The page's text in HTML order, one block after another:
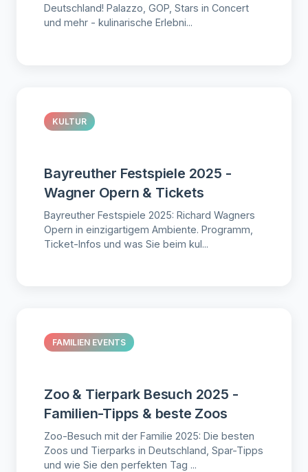
Deutschland! Palazzo, GOP, Stars in Concert
und mehr - kulinarische Erlebni...
KULTUR
Bayreuther Festspiele 2025 -
Wagner Opern & Tickets
Bayreuther Festspiele 2025: Richard Wagners
Opern in einzigartigem Ambiente. Programm,
Ticket-Infos und was Sie beim kul...
FAMILIEN EVENTS
Zoo & Tierpark Besuch 2025 -
Familien-Tipps & beste Zoos
Zoo-Besuch mit der Familie 2025: Die besten
Zoos und Tierparks in Deutschland, Spar-Tipps
und wie Sie den perfekten Tag ...